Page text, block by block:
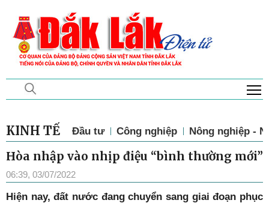
Thứ 6, 7/8/2026, 12:13
KINH TẾ Đầu tư Công nghiệp Nông nghiệp -
Hòa nhập vào nhịp điệu “bình thường mới”
06:39, 03/07/2022
Hiện nay, đất nước đang chuyển sang giai đoạn phục